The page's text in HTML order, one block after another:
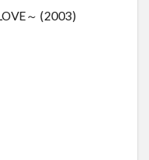
～ (2003)